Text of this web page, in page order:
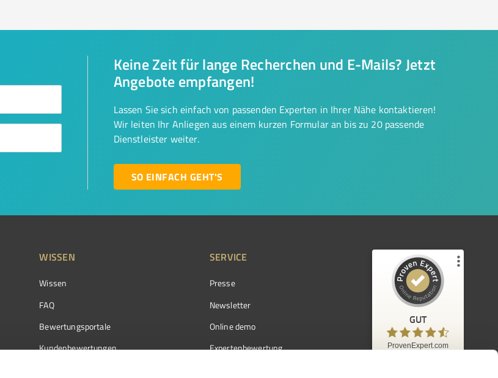
Keine Zeit für lange Recherchen und E-Mails? Jetzt
Angebote empfangen!
Lassen Sie sich einfach von passenden Experten in Ihrer Nähe kontaktieren!
Wir leiten Ihr Anliegen aus einem kurzen Formular an bis zu 20 passende
Dienstleister weiter.
SO EINFACH GEHT'S
WISSEN
Wissen
FAQ
Bewertungsportale
Kundenbewertungen
SERVICE
Presse
Newsletter
Online demo
Expertenbewertung
GUT
ProvenExpert.com
Kundenbewertungen und Erfahrungen zu
ProvenExpert.com
97
%
Empfehlungen auf
ProvenExpert.com
4,42
/
5,00